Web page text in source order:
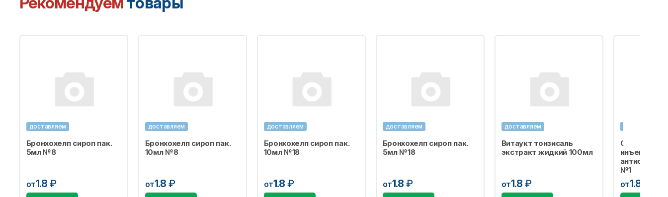
доставляем
Бронхохелп сироп пак.
5мл №8
от1.8 ₽
доставляем
Бронхохелп сироп пак.
10мл №8
от1.8 ₽
доставляем
Бронхохелп сироп пак.
10мл №18
от1.8 ₽
доставляем
Бронхохелп сироп пак.
5мл №18
от1.8 ₽
доставляем
Витаукт тонзисаль
экстракт жидкий 100мл
от1.8 ₽
Салфетка
инъекций
№1
от1.8